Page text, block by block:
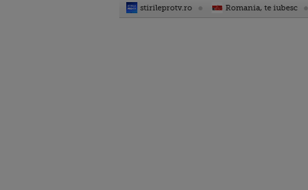
stirileprotv.ro Romania, te iubesc